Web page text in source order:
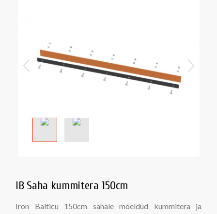
IB Saha kummitera 150cm
Iron Balticu 150cm sahale mõeldud kummitera ja